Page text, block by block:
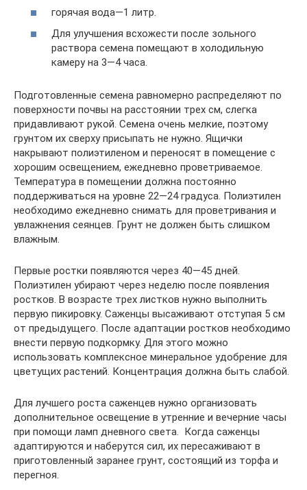
горячая вода—1 литр.
Для улучшения всхожести после зольного
раствора семена помещают в холодильную
камеру на 3—4 часа.
Подготовленные семена равномерно распределяют по
поверхности почвы на расстоянии трех см, слегка
придавливают рукой. Семена очень мелкие, поэтому
грунтом их сверху присыпать не нужно. Ящички
накрывают полиэтиленом и переносят в помещение с
хорошим освещением, ежедневно проветриваемое.
Температура в помещении должна постоянно
поддерживаться на уровне 22—24 градуса. Полиэтилен
необходимо ежедневно снимать для проветривания и
увлажнения сеянцев. Грунт не должен быть слишком
влажным.
Первые ростки появляются через 40—45 дней.
Полиэтилен убирают через неделю после появления
ростков. В возрасте трех листков нужно выполнить
первую пикировку. Саженцы высаживают отступая 5 см
от предыдущего. После адаптации ростков необходимо
внести первую подкормку. Для этого можно
использовать комплексное минеральное удобрение для
цветущих растений. Концентрация должна быть слабой.
Для лучшего роста саженцев нужно организовать
дополнительное освещение в утренние и вечерние часы
при помощи ламп дневного света. Когда саженцы
адаптируются и наберутся сил, их пересаживают в
приготовленный заранее грунт, состоящий из торфа и
перегноя.